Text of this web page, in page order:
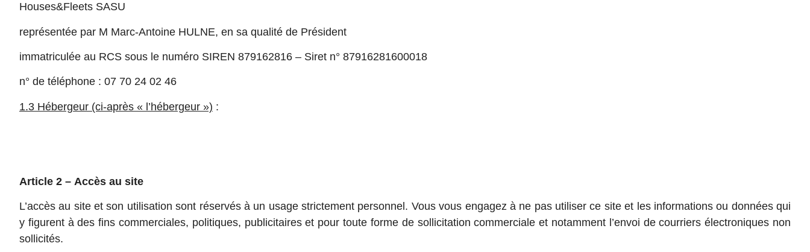
Houses&Fleets SASU
représentée par M Marc-Antoine HULNE, en sa qualité de Président
immatriculée au RCS sous le numéro SIREN 879162816 – Siret n° 87916281600018
n° de téléphone : 07 70 24 02 46
1.3 Hébergeur (ci-après « l’hébergeur ») :
Article 2 – Accès au site
L’accès au site et son utilisation sont réservés à un usage strictement personnel. Vous vous engagez à ne pas utiliser ce site et les informations ou données qui
y figurent à des fins commerciales, politiques, publicitaires et pour toute forme de sollicitation commerciale et notamment l’envoi de courriers électroniques non
sollicités.